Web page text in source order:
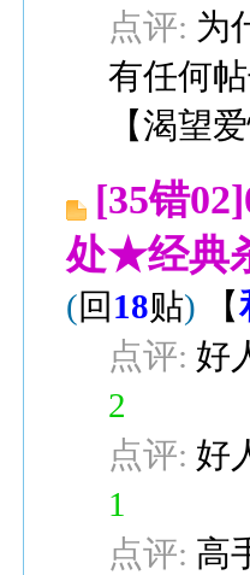
点评: 为
有任何
【渴望
[35错
处★经典
(回 18贴) 【
点评: 好
2
点评: 好
1
点评: 高